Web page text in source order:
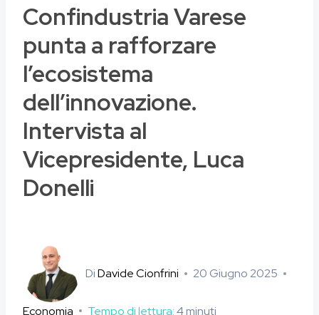
Confindustria Varese
punta a rafforzare
l’ecosistema
dell’innovazione.
Intervista al
Vicepresidente, Luca
Donelli
DiDavide Cionfrini 20 Giugno 2025
Economia Tempo di lettura:4minuti